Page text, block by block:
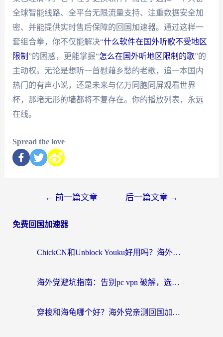
全球智能线路、全平台无限流量支持、注重数据安全加
密、并能提供实时售后保障的回国加速器。通过这样一
套组合拳，你不仅能解决“什么软件在国外听歌不受地区
限制 ”的困惑，更能掌握“怎么在国外听地区限制的歌”的
主动权。无论是想听一首慰藉乡愁的老歌，追一本国内
热门的有声小说，还是未来与亿万同胞同屏观看世界
杯，那堵无形的墙都将不复存在。你的播放列表，永远
在线。
Spread the love
← 前一篇文章 后一篇文章 →
免费回国加速器
ChickCN和Unblock Youku好用吗？海外党亲测3款回国加速器，附iOS免费选择指南
海外党避坑指南：告别pc vpn 破解，选对回国加速器轻松访问国内资源
穿梭和海龟哪个好？海外党亲测回国加速器，附电脑免费VPN推荐